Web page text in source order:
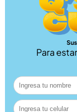
Para